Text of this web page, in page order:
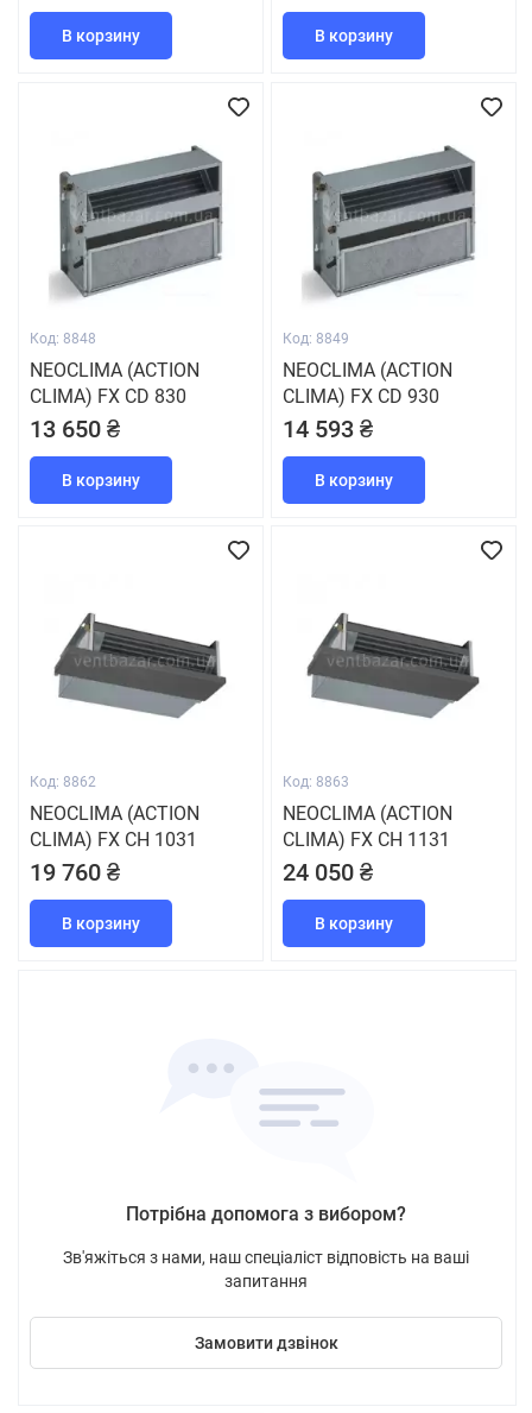
В корзину В корзину
Код: 8848
NEOCLIMA (ACTION
CLIMA) FX CD 830
13 650 ₴
В корзину
Код: 8849
NEOCLIMA (ACTION
CLIMA) FX CD 930
14 593 ₴
В корзину
Код: 8862
NEOCLIMA (ACTION
CLIMA) FX CH 1031
19 760 ₴
В корзину
Код: 8863
NEOCLIMA (ACTION
CLIMA) FX CH 1131
24 050 ₴
В корзину
Потрібна допомога з вибором?
Зв'яжіться з нами, наш спеціаліст відповість на ваші
запитання
Замовити дзвінок